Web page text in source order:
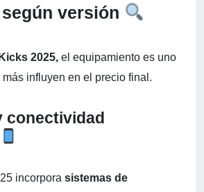
versión
2025, el equipamiento es uno
influyen en el precio final.
conectividad
incorpora sistemas de